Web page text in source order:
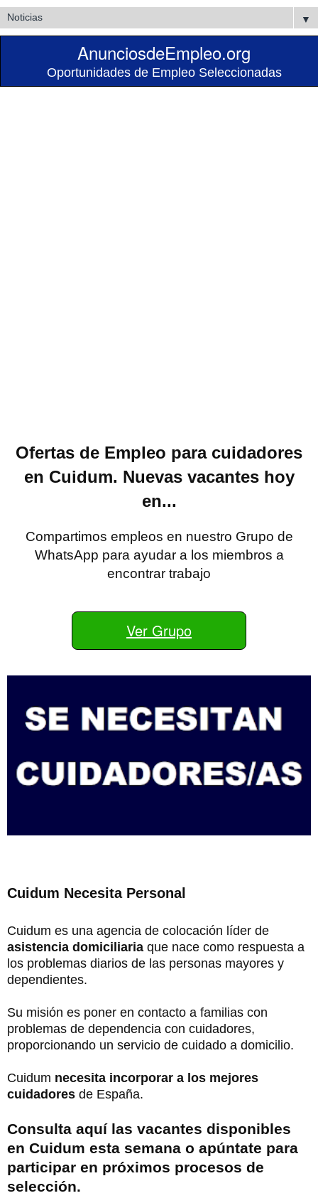
▼
AnunciosdeEmpleo.org
Oportunidades de Empleo Seleccionadas
Ofertas de Empleo para cuidadores
en Cuidum. Nuevas vacantes hoy
en...
Compartimos empleos en nuestro Grupo de
WhatsApp para ayudar a los miembros a
encontrar trabajo
Ver Grupo
Cuidum Necesita Personal
Cuidum es una agencia de colocación líder de
asistencia domiciliaria que nace como respuesta a
los problemas diarios de las personas mayores y
dependientes.
Su misión es poner en contacto a familias con
problemas de dependencia con cuidadores,
proporcionando un servicio de cuidado a domicilio.
Cuidum necesita incorporar a los mejores
cuidadores de España.
Consulta aquí las vacantes disponibles
en Cuidum esta semana o apúntate para
participar en próximos procesos de
selección.